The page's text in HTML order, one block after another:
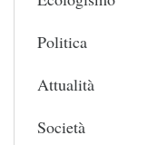
Politica
Attualità
Società